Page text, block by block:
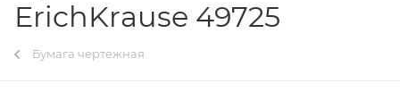
ErichKrause 49725
Бумага чертежная